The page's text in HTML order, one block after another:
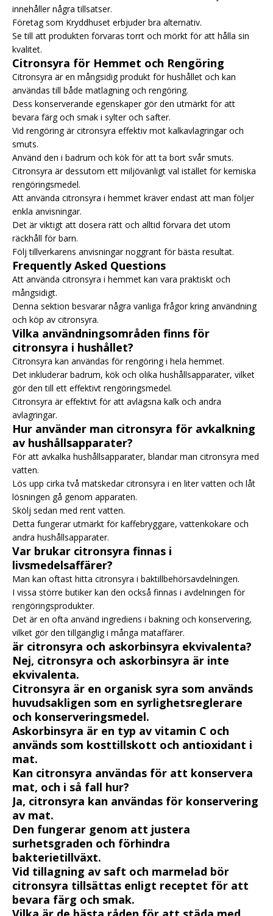
innehåller några tillsatser.
Företag som Kryddhuset erbjuder bra alternativ.
Se till att produkten förvaras torrt och mörkt för att hålla sin
kvalitet.
Citronsyra för Hemmet och Rengöring
Citronsyra är en mångsidig produkt för hushållet och kan
användas till både matlagning och rengöring.
Dess konserverande egenskaper gör den utmärkt för att
bevara färg och smak i sylter och safter.
Vid rengöring är citronsyra effektiv mot kalkavlagringar och
smuts.
Använd den i badrum och kök för att ta bort svår smuts.
Citronsyra är dessutom ett miljövänligt val istället för kemiska
rengöringsmedel.
Att använda citronsyra i hemmet kräver endast att man följer
enkla anvisningar.
Det är viktigt att dosera rätt och alltid förvara det utom
räckhåll för barn.
Följ tillverkarens anvisningar noggrant för bästa resultat.
Frequently Asked Questions
Att använda citronsyra i hemmet kan vara praktiskt och
mångsidigt.
Denna sektion besvarar några vanliga frågor kring användning
och köp av citronsyra.
Vilka användningsområden finns för
citronsyra i hushållet?
Citronsyra kan användas för rengöring i hela hemmet.
Det inkluderar badrum, kök och olika hushållsapparater, vilket
gör den till ett effektivt rengöringsmedel.
Citronsyra är effektivt för att avlägsna kalk och andra
avlagringar.
Hur använder man citronsyra för avkalkning
av hushållsapparater?
För att avkalka hushållsapparater, blandar man citronsyra med
vatten.
Lös upp cirka två matskedar citronsyra i en liter vatten och låt
lösningen gå genom apparaten.
Skölj sedan med rent vatten.
Detta fungerar utmärkt för kaffebryggare, vattenkokare och
andra hushållsapparater.
Var brukar citronsyra finnas i
livsmedelsaffärer?
Man kan oftast hitta citronsyra i baktillbehörsavdelningen.
I vissa större butiker kan den också finnas i avdelningen för
rengöringsprodukter.
Det är en ofta använd ingrediens i bakning och konservering,
vilket gör den tillgänglig i många mataffärer.
är citronsyra och askorbinsyra ekvivalenta?
Nej, citronsyra och askorbinsyra är inte
ekvivalenta.
Citronsyra är en organisk syra som används
huvudsakligen som en syrlighetsreglerare
och konserveringsmedel.
Askorbinsyra är en typ av vitamin C och
används som kosttillskott och antioxidant i
mat.
Kan citronsyra användas för att konservera
mat, och i så fall hur?
Ja, citronsyra kan användas för konservering
av mat.
Den fungerar genom att justera
surhetsgraden och förhindra
bakterietillväxt.
Vid tillagning av saft och marmelad bör
citronsyra tillsättas enligt receptet för att
bevara färg och smak.